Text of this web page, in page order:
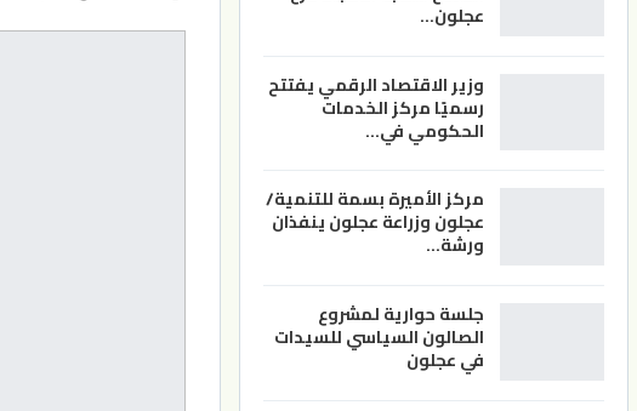
عجلون…
وزير الاقتصاد الرقمي يفتتح
رسميًا مركز الخدمات
الحكومي في…
مركز الأميرة بسمة للتنمية/
عجلون وزراعة عجلون ينفذان
ورشة…
جلسة حوارية لمشروع
الصالون السياسي للسيدات
في عجلون